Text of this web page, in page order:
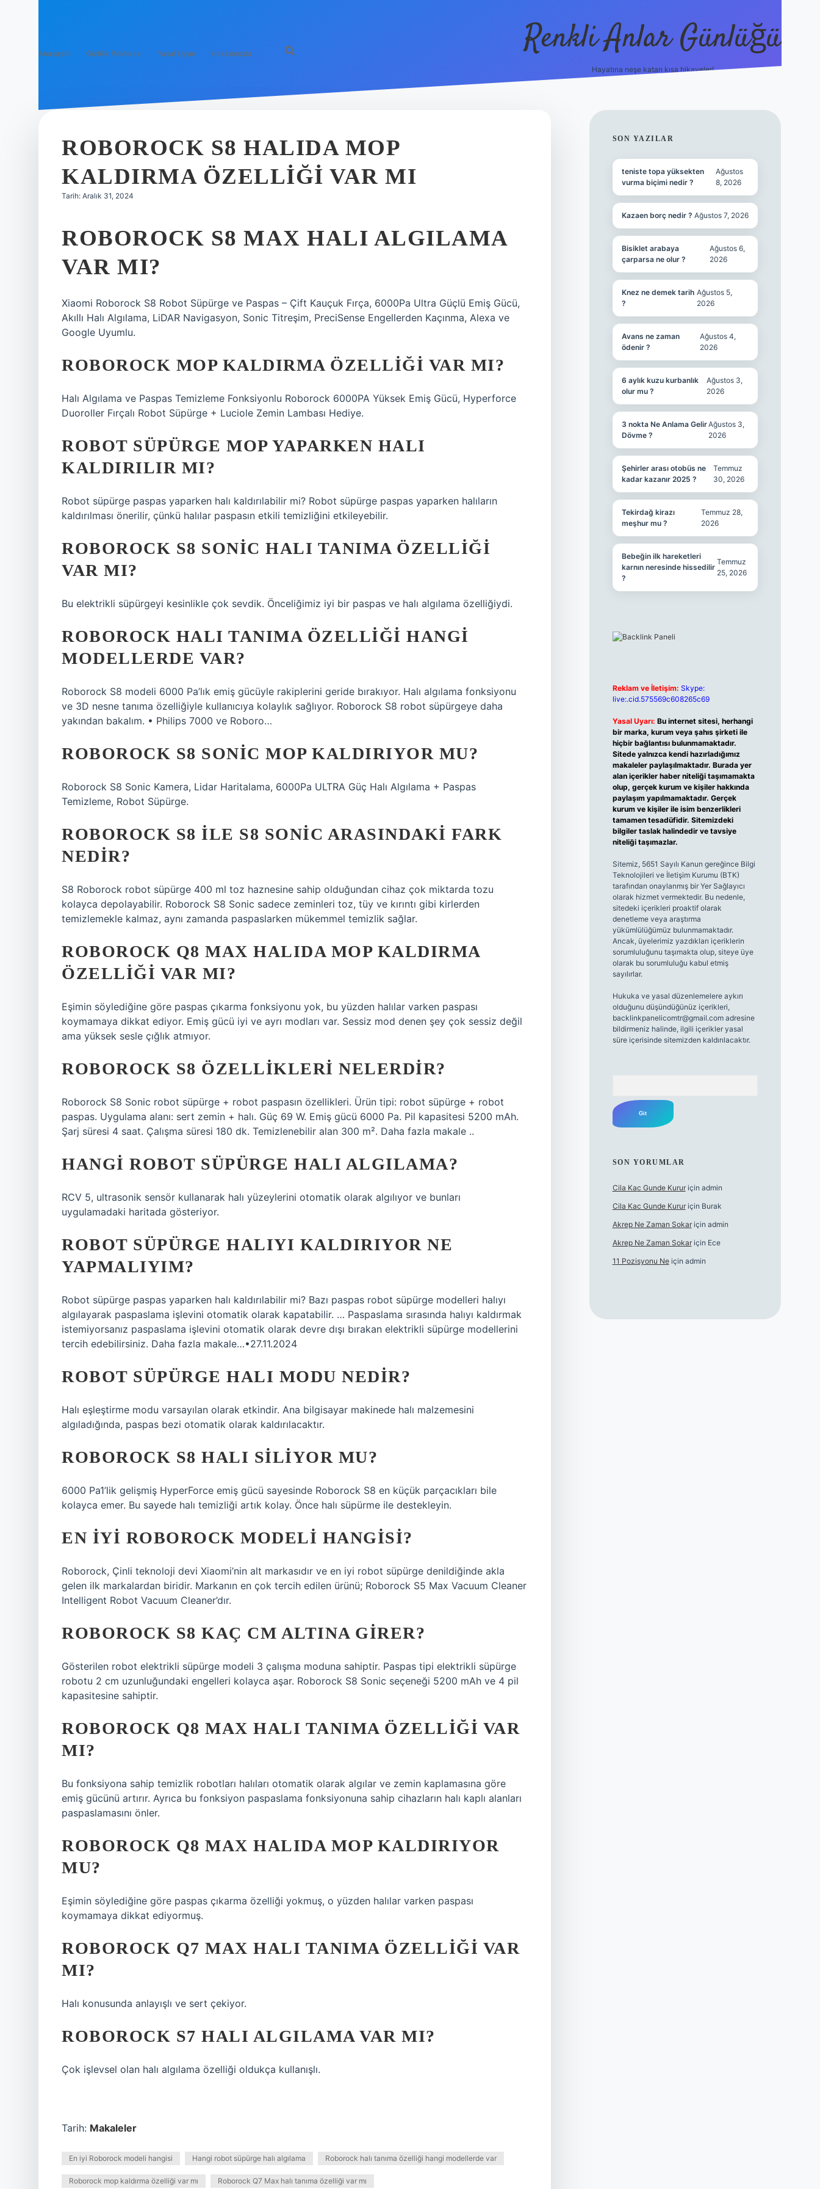
Anasayfa Gizlilik Politikası Yasal Uyarı Hakkımızda Renkli Anlar Günlüğü
Hayatına neşe katan kısa hikayeler!
ROBOROCK S8 HALIDA MOP
KALDIRMA ÖZELLIĞI VAR MI
Tarih: Aralık 31, 2024
ROBOROCK S8 MAX HALI ALGILAMA
VAR MI?
Xiaomi Roborock S8 Robot Süpürge ve Paspas – Çift Kauçuk Fırça, 6000Pa Ultra Güçlü Emiş Gücü,
Akıllı Halı Algılama, LiDAR Navigasyon, Sonic Titreşim, PreciSense Engellerden Kaçınma, Alexa ve
Google Uyumlu.
ROBOROCK MOP KALDIRMA ÖZELLIĞI VAR MI?
Halı Algılama ve Paspas Temizleme Fonksiyonlu Roborock 6000PA Yüksek Emiş Gücü, Hyperforce
Duoroller Fırçalı Robot Süpürge + Luciole Zemin Lambası Hediye.
ROBOT SÜPÜRGE MOP YAPARKEN HALI
KALDIRILIR MI?
Robot süpürge paspas yaparken halı kaldırılabilir mi? Robot süpürge paspas yaparken halıların
kaldırılması önerilir, çünkü halılar paspasın etkili temizliğini etkileyebilir.
ROBOROCK S8 SONIC HALI TANIMA ÖZELLIĞI
VAR MI?
Bu elektrikli süpürgeyi kesinlikle çok sevdik. Önceliğimiz iyi bir paspas ve halı algılama özelliğiydi.
ROBOROCK HALI TANIMA ÖZELLIĞI HANGI
MODELLERDE VAR?
Roborock S8 modeli 6000 Pa’lık emiş gücüyle rakiplerini geride bırakıyor. Halı algılama fonksiyonu
ve 3D nesne tanıma özelliğiyle kullanıcıya kolaylık sağlıyor. Roborock S8 robot süpürgeye daha
yakından bakalım. • Philips 7000 ve Roboro…
ROBOROCK S8 SONIC MOP KALDIRIYOR MU?
Roborock S8 Sonic Kamera, Lidar Haritalama, 6000Pa ULTRA Güç Halı Algılama + Paspas
Temizleme, Robot Süpürge.
ROBOROCK S8 ILE S8 SONIC ARASINDAKI FARK
NEDIR?
S8 Roborock robot süpürge 400 ml toz haznesine sahip olduğundan cihaz çok miktarda tozu
kolayca depolayabilir. Roborock S8 Sonic sadece zeminleri toz, tüy ve kırıntı gibi kirlerden
temizlemekle kalmaz, aynı zamanda paspaslarken mükemmel temizlik sağlar.
ROBOROCK Q8 MAX HALIDA MOP KALDIRMA
ÖZELLIĞI VAR MI?
Eşimin söylediğine göre paspas çıkarma fonksiyonu yok, bu yüzden halılar varken paspası
koymamaya dikkat ediyor. Emiş gücü iyi ve ayrı modları var. Sessiz mod denen şey çok sessiz değil
ama yüksek sesle çığlık atmıyor.
ROBOROCK S8 ÖZELLIKLERI NELERDIR?
Roborock S8 Sonic robot süpürge + robot paspasın özellikleri. Ürün tipi: robot süpürge + robot
paspas. Uygulama alanı: sert zemin + halı. Güç 69 W. Emiş gücü 6000 Pa. Pil kapasitesi 5200 mAh.
Şarj süresi 4 saat. Çalışma süresi 180 dk. Temizlenebilir alan 300 m². Daha fazla makale ..
HANGI ROBOT SÜPÜRGE HALI ALGILAMA?
RCV 5, ultrasonik sensör kullanarak halı yüzeylerini otomatik olarak algılıyor ve bunları
uygulamadaki haritada gösteriyor.
ROBOT SÜPÜRGE HALIYI KALDIRIYOR NE
YAPMALIYIM?
Robot süpürge paspas yaparken halı kaldırılabilir mi? Bazı paspas robot süpürge modelleri halıyı
algılayarak paspaslama işlevini otomatik olarak kapatabilir. … Paspaslama sırasında halıyı kaldırmak
istemiyorsanız paspaslama işlevini otomatik olarak devre dışı bırakan elektrikli süpürge modellerini
tercih edebilirsiniz. Daha fazla makale…•27.11.2024
ROBOT SÜPÜRGE HALI MODU NEDIR?
Halı eşleştirme modu varsayılan olarak etkindir. Ana bilgisayar makinede halı malzemesini
algıladığında, paspas bezi otomatik olarak kaldırılacaktır.
ROBOROCK S8 HALI SILIYOR MU?
6000 Pa1’lik gelişmiş HyperForce emiş gücü sayesinde Roborock S8 en küçük parçacıkları bile
kolayca emer. Bu sayede halı temizliği artık kolay. Önce halı süpürme ile destekleyin.
EN IYI ROBOROCK MODELI HANGISI?
Roborock, Çinli teknoloji devi Xiaomi’nin alt markasıdır ve en iyi robot süpürge denildiğinde akla
gelen ilk markalardan biridir. Markanın en çok tercih edilen ürünü; Roborock S5 Max Vacuum Cleaner
Intelligent Robot Vacuum Cleaner’dır.
ROBOROCK S8 KAÇ CM ALTINA GIRER?
Gösterilen robot elektrikli süpürge modeli 3 çalışma moduna sahiptir. Paspas tipi elektrikli süpürge
robotu 2 cm uzunluğundaki engelleri kolayca aşar. Roborock S8 Sonic seçeneği 5200 mAh ve 4 pil
kapasitesine sahiptir.
ROBOROCK Q8 MAX HALI TANIMA ÖZELLIĞI VAR
MI?
Bu fonksiyona sahip temizlik robotları halıları otomatik olarak algılar ve zemin kaplamasına göre
emiş gücünü artırır. Ayrıca bu fonksiyon paspaslama fonksiyonuna sahip cihazların halı kaplı alanları
paspaslamasını önler.
ROBOROCK Q8 MAX HALIDA MOP KALDIRIYOR
MU?
Eşimin söylediğine göre paspas çıkarma özelliği yokmuş, o yüzden halılar varken paspası
koymamaya dikkat ediyormuş.
ROBOROCK Q7 MAX HALI TANIMA ÖZELLIĞI VAR
MI?
Halı konusunda anlayışlı ve sert çekiyor.
ROBOROCK S7 HALI ALGILAMA VAR MI?
Çok işlevsel olan halı algılama özelliği oldukça kullanışlı.
Tarih: Makaleler
En iyi Roborock modeli hangisi Hangi robot süpürge halı algılama Roborock halı tanıma özelliği hangi modellerde var
Roborock mop kaldırma özelliği var mı Roborock Q7 Max halı tanıma özelliği var mı
SIDEBAR
SON YAZILAR
teniste topa yüksekten
vurma biçimi nedir ?
Ağustos
8, 2026
Kazaen borç nedir ? Ağustos 7, 2026
Bisiklet arabaya
çarparsa ne olur ?
Ağustos 6,
2026
Knez ne demek tarih
?
Ağustos 5,
2026
Avans ne zaman
ödenir ?
Ağustos 4,
2026
6 aylık kuzu kurbanlık
olur mu ?
Ağustos 3,
2026
3 nokta Ne Anlama Gelir
Dövme ?
Ağustos 3,
2026
Şehirler arası otobüs ne
kadar kazanır 2025 ?
Temmuz
30, 2026
Tekirdağ kirazı
meşhur mu ?
Temmuz 28,
2026
Bebeğin ilk hareketleri
karnın neresinde hissedilir
?
Temmuz
25, 2026
Reklam ve İletişim: Skype:
live:.cid.575569c608265c69
Yasal Uyarı: Bu internet sitesi, herhangi
bir marka, kurum veya şahıs şirketi ile
hiçbir bağlantısı bulunmamaktadır.
Sitede yalnızca kendi hazırladığımız
makaleler paylaşılmaktadır. Burada yer
alan içerikler haber niteliği taşımamakta
olup, gerçek kurum ve kişiler hakkında
paylaşım yapılmamaktadır. Gerçek
kurum ve kişiler ile isim benzerlikleri
tamamen tesadüfidir. Sitemizdeki
bilgiler taslak halindedir ve tavsiye
niteliği taşımazlar.
Sitemiz, 5651 Sayılı Kanun gereğince Bilgi
Teknolojileri ve İletişim Kurumu (BTK)
tarafından onaylanmış bir Yer Sağlayıcı
olarak hizmet vermektedir. Bu nedenle,
sitedeki içerikleri proaktif olarak
denetleme veya araştırma
yükümlülüğümüz bulunmamaktadır.
Ancak, üyelerimiz yazdıkları içeriklerin
sorumluluğunu taşımakta olup, siteye üye
olarak bu sorumluluğu kabul etmiş
sayılırlar.
Hukuka ve yasal düzenlemelere aykırı
olduğunu düşündüğünüz içerikleri,
backlinkpanelicomtr@gmail.comadresine
bildirmeniz halinde, ilgili içerikler yasal
süre içerisinde sitemizden kaldırılacaktır.
SON YORUMLAR
Cila Kac Gunde Kururiçin admin
Cila Kac Gunde Kururiçin Burak
Akrep Ne Zaman Sokariçin admin
Akrep Ne Zaman Sokariçin Ece
11 Pozisyonu Neiçin admin
vdcasino güncel giriş